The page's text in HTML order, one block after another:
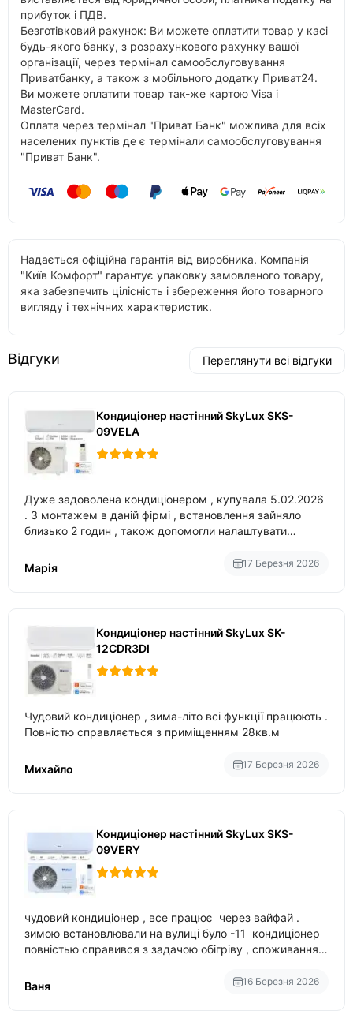
прибуток і ПДВ.
Безготівковий рахунок: Ви можете оплатити товар у касі
будь-якого банку, з розрахункового рахунку вашої
організації, через термінал самообслуговування
Приватбанку, а також з мобільного додатку Приват24.
Ви можете оплатити товар так-же картою Visa і
MasterCard.
Оплата через термінал "Приват Банк" можлива для всіх
населених пунктів де є термінали самообслуговування
"Приват Банк".
Надається офіційна гарантія від виробника. Компанія
"Київ Комфорт" гарантує упаковку замовленого товару,
яка забезпечить цілісність і збереження його товарного
вигляду і технічних характеристик.
Відгуки Переглянути всі відгуки
Кондиціонер настінний SkyLux SKS-
09VELA
Дуже задоволена кондиціонером , купувала 5.02.2026
. З монтажем в даній фірмі , встановлення зайняло
близько 2 годин , також допомогли налаштувати
Марія
17 Березня 2026
Кондиціонер настінний SkyLux SK-
12CDR3DI
Чудовий кондиціонер , зима-літо всі функції працюють .
Повністю справляється з приміщенням 28кв.м
Михайло 17 Березня 2026
Кондиціонер настінний SkyLux SKS-
09VERY
чудовий кондиціонер , все працює через вайфай .
зимою встановлювали на вулиці було -11 кондиціонер
повністью справився з задачою обігріву , споживання
температури
Ваня 16 Березня 2026